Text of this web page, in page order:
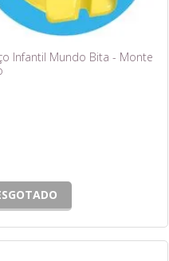
Infantil Mundo Bita - Monte